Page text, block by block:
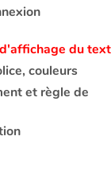
du
couleurs
et règle de